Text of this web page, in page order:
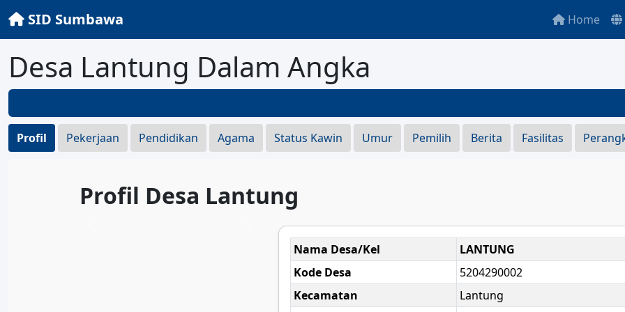
SID Sumbawa Home
Desa Lantung Dalam Angka
Profil Pekerjaan Pendidikan Agama Status Kawin Umur Pemilih Berita Fasilitas
Profil Desa Lantung
Nama Desa/Kel
LANTUNG
Kode Desa
5204290002
Kecamatan
Lantung